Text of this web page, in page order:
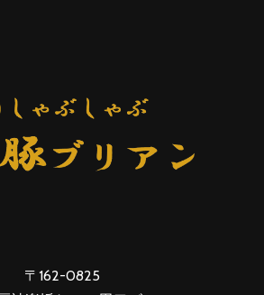
〒162-0825